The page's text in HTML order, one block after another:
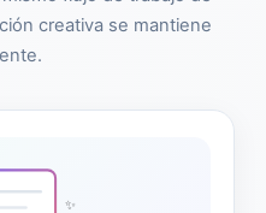
creativa se mantiene
✨